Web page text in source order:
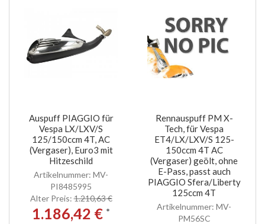
Auspuff PIAGGIO für
Vespa LX/LXV/S
125/150ccm 4T, AC
(Vergaser), Euro3 mit
Hitzeschild
Artikelnummer: MV-
PI8485995
Alter Preis:1.210,63 €
1.186,42 € *
Rennauspuff PM X-
Tech, für Vespa
ET4/LX/LXV/S 125-
150ccm 4T AC
(Vergaser) geölt, ohne
E-Pass, passt auch
PIAGGIO Sfera/Liberty
125ccm 4T
Artikelnummer: MV-
PM56SC